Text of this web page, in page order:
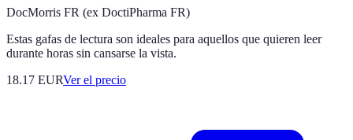
DocMorris FR (ex DoctiPharma FR)
Estas gafas de lectura son ideales para aquellos que quieren leer
durante horas sin cansarse la vista.
18.17 EURVer el precio